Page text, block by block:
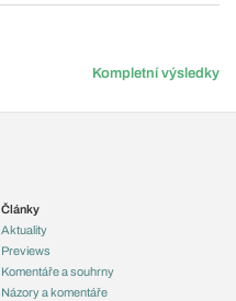
Kompletní výsledky
Články
Aktuality
Previews
Komentáře a souhrny
Názory a komentáře